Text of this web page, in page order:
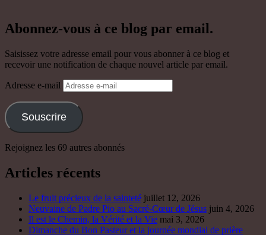
Abonnez-vous à ce blog par email.
Saisissez votre adresse email pour vous abonner à ce blog et
recevoir une notification de chaque nouvel article par email.
Adresse e-mail
Souscrire
Rejoignez les 69 autres abonnés
Articles récents
Le fruit précieux de la sainteté juillet 12, 2026
Neuvaine de Padre Pio au Sacré-Cœur de Jésus juin 4, 2026
Il est le Chemin, la Vérité et la Vie mai 3, 2026
Dimanche du Bon Pasteur et la journée mondial de prière